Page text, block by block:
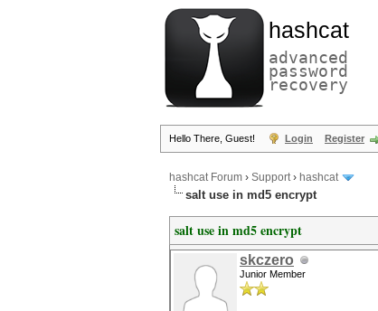
hashcat
advanced
password
recovery
Hello There, Guest! Login Register
hashcat Forum › Support› hashcat
salt use in md5 encrypt
salt use in md5 encrypt
skczero
Junior Member